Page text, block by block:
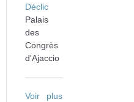
Déclic
Palais
des
Congrès
d'Ajaccio
Voir plus